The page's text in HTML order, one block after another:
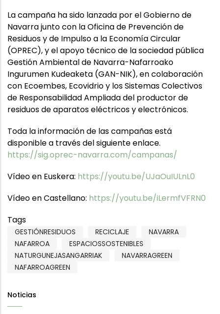
La campaña ha sido lanzada por el Gobierno de
Navarra junto con la Oficina de Prevención de
Residuos y de Impulso a la Economía Circular
(OPREC), y el apoyo técnico de la sociedad pública
Gestión Ambiental de Navarra-Nafarroako
Ingurumen Kudeaketa (GAN-NIK), en colaboración
con Ecoembes, Ecovidrio y los Sistemas Colectivos
de Responsabilidad Ampliada del productor de
residuos de aparatos eléctricos y electrónicos.
Toda la información de las campañas está
disponible a través del siguiente enlace.
https://sig.oprec-navarra.com/campanas/
Vídeo en Euskera: https://youtu.be/UJaOuIULnL0
Vídeo en Castellano: https://youtu.be/iLermfVFRN0
Tags
GESTIÓNRESIDUOS RECICLAJE
NAVARRA
NAFARROA
ESPACIOSSOSTENIBLES
NATURGUNEJASANGARRIAK
NAVARRAGREEN
NAFARROAGREEN
Noticias